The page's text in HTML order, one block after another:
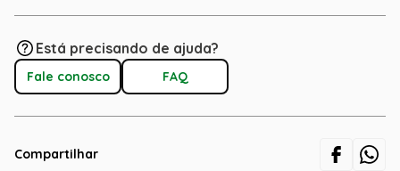
Está precisando de ajuda?
Fale conosco FAQ
Compartilhar